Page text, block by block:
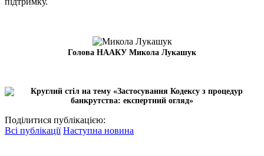
Голова НААКУ Микола Лукашук
Поділитися публікацією:
Всі публікації Наступна новина